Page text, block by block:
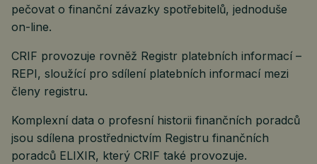
pečovat o finanční závazky spotřebitelů, jednoduše
on-line.
CRIF provozuje rovněž Registr platebních informací –
REPI, sloužící pro sdílení platebních informací mezi
členy registru.
Komplexní data o profesní historii finančních poradců
jsou sdílena prostřednictvím Registru finančních
poradců ELIXIR, který CRIF také provozuje.